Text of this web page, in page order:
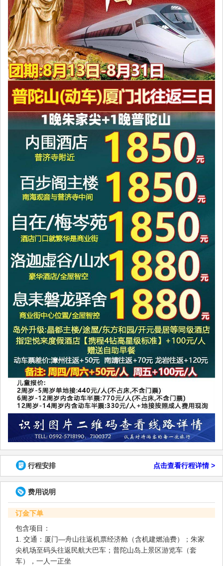
行程安排 点击查看行程详情 >
费用说明
订金下单
包含项目：
1. 交通：厦门—舟山往返机票经济舱（含机建燃油费）；朱家
尖机场至码头往返民航大巴车；普陀山岛上景区游览车（套
车），一人一正坐